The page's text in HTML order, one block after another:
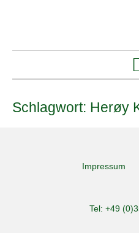
Schlagwort: Herøy
Impressum
Tel: +49